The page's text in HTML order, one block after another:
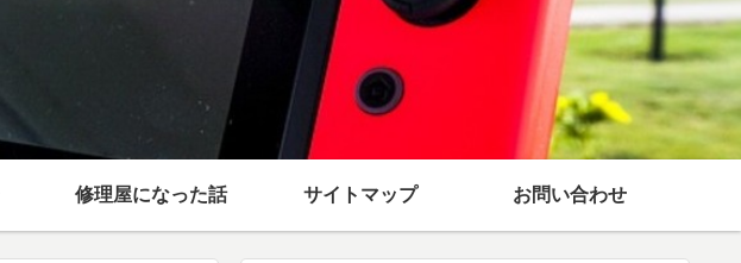
修理屋になった話 サイトマップ お問い合わせ